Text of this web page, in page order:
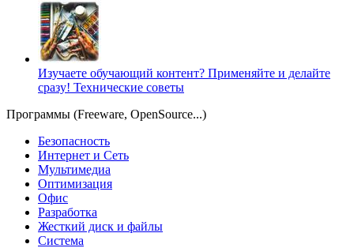
Изучаете обучающий контент? Применяйте и делайте
сразу! Технические советы
Программы (Freeware, OpenSource...)
Безопасность
Интернет и Сеть
Мультимедиа
Оптимизация
Офис
Разработка
Жесткий диск и файлы
Система